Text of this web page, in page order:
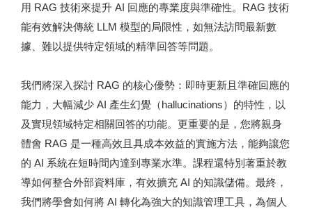
用 RAG 技術來提升 AI 回應的專業度與準確性。RAG 技術
能有效解決傳統 LLM 模型的局限性，如無法訪問最新數
據、難以提供特定領域的精準回答等問題。
我們將深入探討 RAG 的核心優勢：即時更新且準確回應的
能力，大幅減少 AI 產生幻覺（hallucinations）的特性，以
及實現領域特定相關回答的功能。更重要的是，您將親身
體會 RAG 是一種高效且具成本效益的實施方法，能夠讓您
的 AI 系統在短時間內達到專業水準。課程還特別著重於教
導如何整合外部資料庫，有效擴充 AI 的知識儲備。最終，
我們將學會如何將 AI 轉化為強大的知識管理工具，為個人